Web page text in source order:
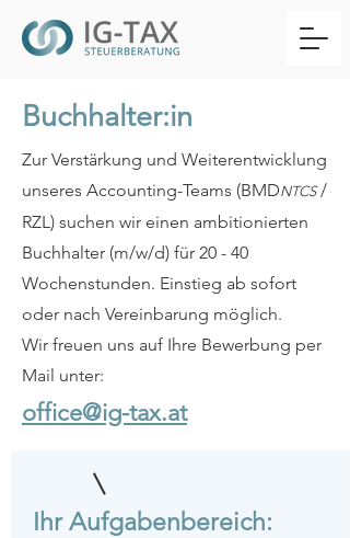
Buchhalter:in
Zur Verstärkung und Weiterentwicklung
unseres Accounting-Teams (BMDNTCS /
RZL) suchen wir einen ambitionierten
Buchhalter (m/w/d) für 20 - 40
Wochenstunden. Einstieg ab sofort
oder nach Vereinbarung möglich.
Wir freuen uns auf Ihre Bewerbung per
Mail unter:
office@ig-tax.at
Ihr Aufgabenbereich: